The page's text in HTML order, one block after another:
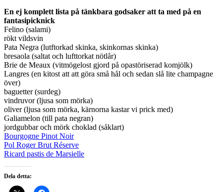
En ej komplett lista på tänkbara godsaker att ta med på en
fantasipicknick
Felino (salami)
rökt vildsvin
Pata Negra (lutftorkad skinka, skinkornas skinka)
bresaola (saltat och lufttorkat nötlår)
Brie de Meaux (vitmögelost gjord på opastöriserad komjölk)
Langres (en kitost att att göra små hål och sedan slå lite champagne
över)
baguetter (surdeg)
vindruvor (ljusa som mörka)
oliver (ljusa som mörka, kärnorna kastar vi prick med)
Galiamelon (till pata negran)
jordgubbar och mörk choklad (såklart)
Bourgogne Pinot Noir
Pol Roger Brut Réserve
Ricard pastis de Marsielle
Dela detta: